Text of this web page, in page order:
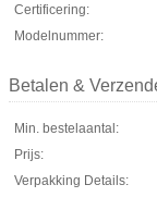
Certificering:
Modelnummer:
Betalen &
Min. bestelaantal:
Prijs:
Verpakking Details: